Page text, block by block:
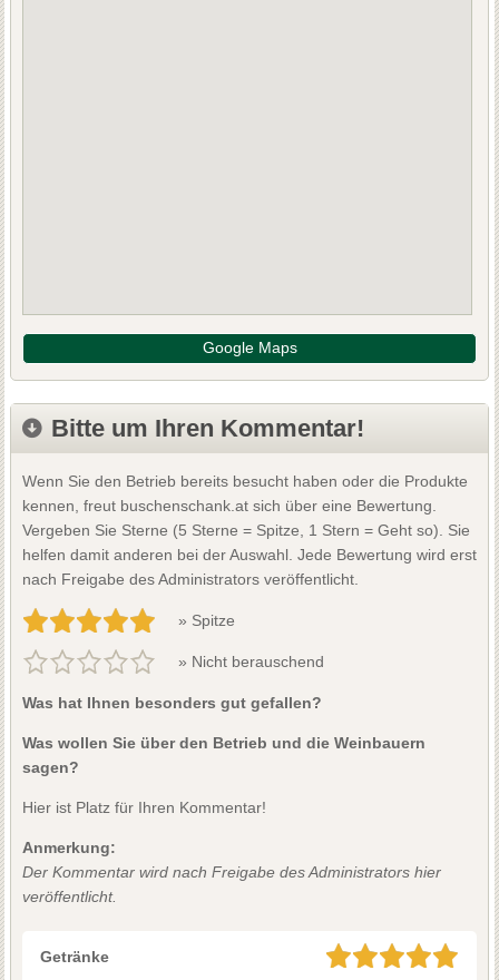
Google Maps
Bitte um Ihren Kommentar!
Wenn Sie den Betrieb bereits besucht haben oder die Produkte
kennen, freut buschenschank.at sich über eine Bewertung.
Vergeben Sie Sterne (5 Sterne = Spitze, 1 Stern = Geht so). Sie
helfen damit anderen bei der Auswahl. Jede Bewertung wird erst
nach Freigabe des Administrators veröffentlicht.
» Spitze
» Nicht berauschend
Was hat Ihnen besonders gut gefallen?
Was wollen Sie über den Betrieb und die Weinbauern
sagen?
Hier ist Platz für Ihren Kommentar!
Anmerkung:
Der Kommentar wird nach Freigabe des Administrators hier
veröffentlicht.
Getränke